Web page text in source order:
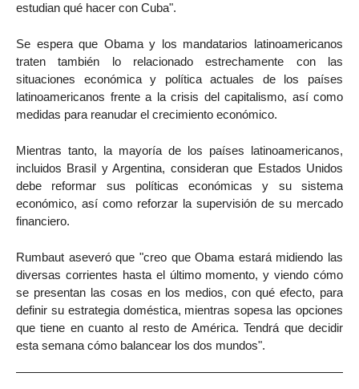
estudian qué hacer con Cuba".
Se espera que Obama y los mandatarios latinoamericanos
traten también lo relacionado estrechamente con las
situaciones económica y política actuales de los países
latinoamericanos frente a la crisis del capitalismo, así como
medidas para reanudar el crecimiento económico.
Mientras tanto, la mayoría de los países latinoamericanos,
incluidos Brasil y Argentina, consideran que Estados Unidos
debe reformar sus políticas económicas y su sistema
económico, así como reforzar la supervisión de su mercado
financiero.
Rumbaut aseveró que "creo que Obama estará midiendo las
diversas corrientes hasta el último momento, y viendo cómo
se presentan las cosas en los medios, con qué efecto, para
definir su estrategia doméstica, mientras sopesa las opciones
que tiene en cuanto al resto de América. Tendrá que decidir
esta semana cómo balancear los dos mundos".